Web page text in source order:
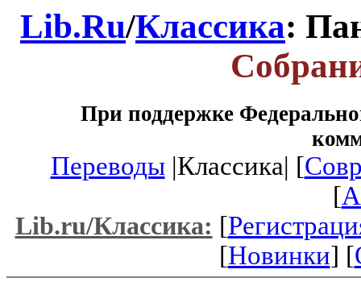
Lib.Ru/Классика:
При поддержке
Переводы|Классика| [
[
Lib.ru/Классика: [
[Новинки] [